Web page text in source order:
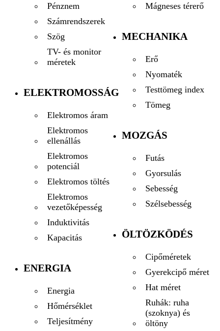
Pénznem
Számrendszerek
Szög
TV- és monitor
méretek
ELEKTROMOSSÁG
Elektromos áram
Elektromos
ellenállás
Elektromos
potenciál
Elektromos töltés
Elektromos
vezetőképesség
Induktivitás
Kapacitás
ENERGIA
Energia
Hőmérséklet
Teljesítmény
Mágneses térerő
MECHANIKA
Erő
Nyomaték
Testtömeg index
Tömeg
MOZGÁS
Futás
Gyorsulás
Sebesség
Szélsebesség
ÖLTÖZKÖDÉS
Cipőméretek
Gyerekcipő méret
Hat méret
Ruhák: ruha
(szoknya) és
öltöny